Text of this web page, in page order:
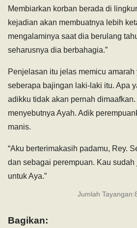
Membiarkan korban berada di
kejadian akan membuatnya lebih
mengalaminya saat dia berulang
seharusnya dia berbahagia.”
Penjelasan itu jelas memicu
seberapa bajingan laki-laki itu. Apa
adikku tidak akan pernah
menyebutnya Ayah. Adik
manis.
“Aku berterimakasih padamu, Rey.
dan sebagai perempuan. Kau
untuk Aya.”
Jumlah Tayangan:
Bagikan: